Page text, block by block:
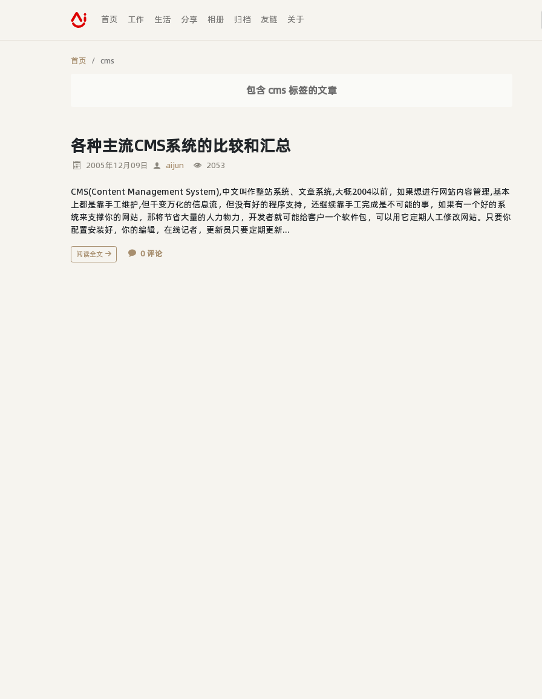
首页 工作 生活 分享 相册 归档 友链 关于
首页 cms
包含 cms 标签的文章
各种主流CMS系统的比较和汇总
2005年12月09日 aijun 2053
CMS(Content Management System),中文叫作整站系统、文章系统,大概2004以前，如果想进行网站内容管理,基本
上都是靠手工维护,但千变万化的信息流，但没有好的程序支持，还继续靠手工完成是不可能的事，如果有一个好的系
统来支撑你的网站，那将节省大量的人力物力，开发者就可能给客户一个软件包，可以用它定期人工修改网站。只要你
配置安装好，你的编辑，在线记者，更新员只要定期更新...
阅读全文 0 评论